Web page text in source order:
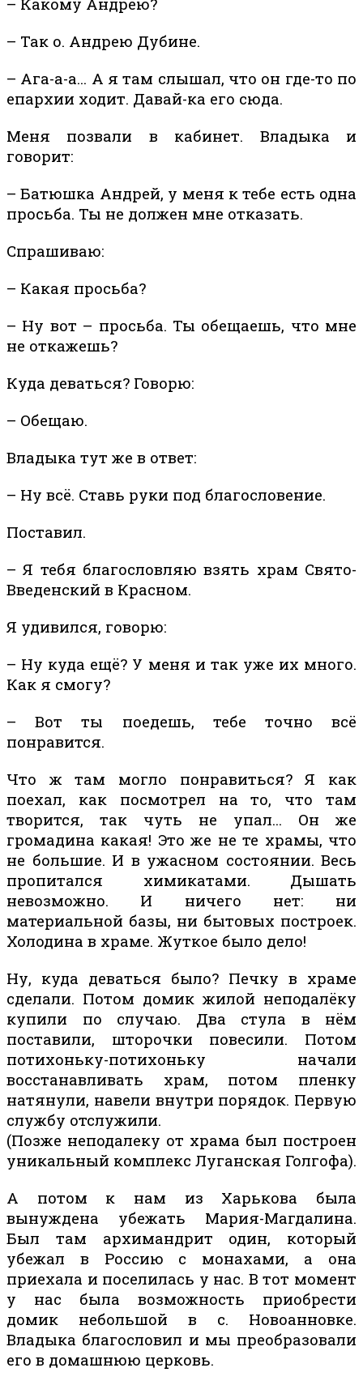
– Так о. Андрею Дубине.
– Ага-а-а… А я там слышал, что он где-то по
епархии ходит. Давай-ка его сюда.
Меня позвали в кабинет. Владыка и
говорит:
– Батюшка Андрей, у меня к тебе есть одна
просьба. Ты не должен мне отказать.
Спрашиваю:
– Какая просьба?
– Ну вот – просьба. Ты обещаешь, что мне
не откажешь?
Куда деваться? Говорю:
– Обещаю.
Владыка тут же в ответ:
– Ну всё. Ставь руки под благословение.
Поставил.
– Я тебя благословляю взять храм Свято-
Введенский в Красном.
Я удивился, говорю:
– Ну куда ещё? У меня и так уже их много.
Как я смогу?
– Вот ты поедешь, тебе точно всё
понравится.
Что ж там могло понравиться? Я как
поехал, как посмотрел на то, что там
творится, так чуть не упал… Он же
громадина какая! Это же не те храмы, что
не большие. И в ужасном состоянии. Весь
пропитался химикатами. Дышать
невозможно. И ничего нет: ни
материальной базы, ни бытовых построек.
Холодина в храме. Жуткое было дело!
Ну, куда деваться было? Печку в храме
сделали. Потом домик жилой неподалёку
купили по случаю. Два стула в нём
поставили, шторочки повесили. Потом
потихоньку-потихоньку начали
восстанавливать храм, потом пленку
натянули, навели внутри порядок. Первую
службу отслужили.
(Позже неподалеку от храма был построен
уникальный комплекс Луганская Голгофа).
А потом к нам из Харькова была
вынуждена убежать Мария-Магдалина.
Был там архимандрит один, который
убежал в Россию с монахами, а она
приехала и поселилась у нас. В тот момент
у нас была возможность приобрести
домик небольшой в с. Новоанновке.
Владыка благословил и мы преобразовали
его в домашнюю церковь.